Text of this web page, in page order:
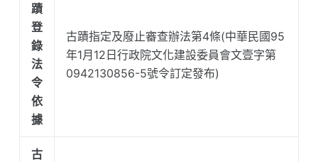
蹟
登
錄
法
令
依
據
古蹟指定及廢止審查辦法第4條(中華民國95
年1月12日行政院文化建設委員會文壹字第
0942130856-5號令訂定發布)
古